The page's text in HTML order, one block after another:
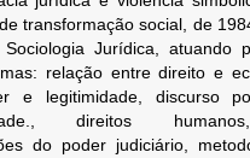
transformação social, de
Jurídica, atuando
relação entre direito e
e legitimidade, discurso
direitos
do poder judiciário,